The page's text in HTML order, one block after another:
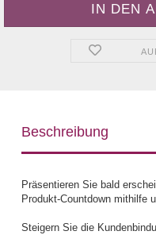
Beschreibung
Präsentieren Sie bald
Produkt-Countdown mithilfe
Steigern Sie die